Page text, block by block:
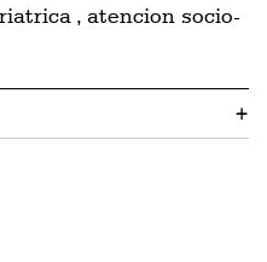
, atencion socio-
+